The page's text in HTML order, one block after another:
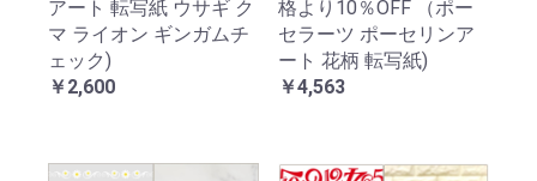
アート 転写紙 ウサギ ク
マ ライオン ギンガムチ
ェック)
￥2,600
格より10％OFF （ポー
セラーツ ポーセリンア
ート 花柄 転写紙)
￥4,563